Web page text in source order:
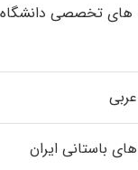
ﻫﺎی تخصصی داﻧﺸﮕﺎه
باستانی ایران